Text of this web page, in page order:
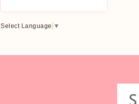
Select Language ▼